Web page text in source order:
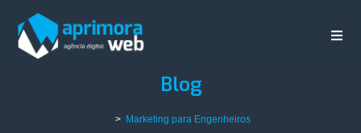
Blog
> Marketing para Engenheiros